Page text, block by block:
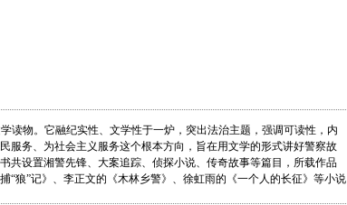
物。它融纪实性、文学性于一炉，突出法治主题，强调可读性，内
服务、为社会主义服务这个根本方向，旨在用文学的形式讲好警察故
共设置湘警先锋、大案追踪、侦探小说、传奇故事等篇目，所载作品
“狼”记》、李正文的《木林乡警》、徐虹雨的《一个人的长征》等小说